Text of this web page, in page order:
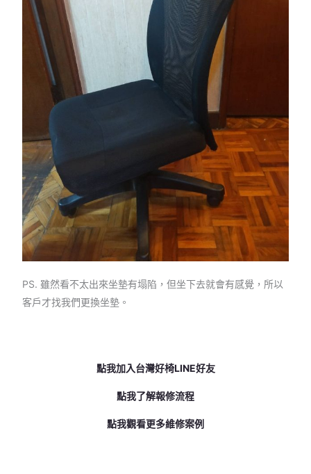
PS. 雖然看不太出來坐墊有塌陷，但坐下去就會有感覺，所以
客戶才找我們更換坐墊。
點我加入台灣好椅LINE好友
點我了解報修流程
點我觀看更多維修案例